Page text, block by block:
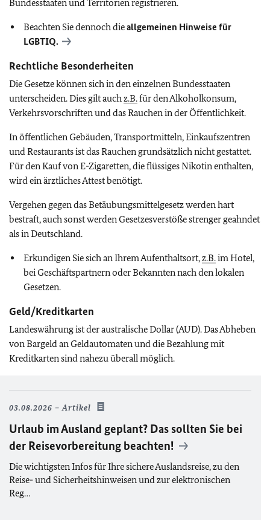
Bundesstaaten und Territorien registrieren.
Beachten Sie dennoch dieallgemeinen Hinweise für
LGBTIQ.
Rechtliche Besonderheiten
Die Gesetze können sich in den einzelnen Bundesstaaten
unterscheiden. Dies gilt auchz.B.für den Alkoholkonsum,
Verkehrsvorschriften und das Rauchen in der Öffentlichkeit.
In öffentlichen Gebäuden, Transportmitteln, Einkaufszentren
und Restaurants ist das Rauchen grundsätzlich nicht gestattet.
Für den Kauf von E-Zigaretten, die flüssiges Nikotin enthalten,
wird ein ärztliches Attest benötigt.
Vergehen gegen das Betäubungsmittelgesetz werden hart
bestraft, auch sonst werden Gesetzesverstöße strenger geahndet
als in Deutschland.
Erkundigen Sie sich an Ihrem Aufenthaltsort,z.B.im Hotel,
bei Geschäftspartnern oder Bekannten nach den lokalen
Gesetzen.
Geld/Kreditkarten
Landeswährung ist der australische Dollar (AUD). Das Abheben
von Bargeld an Geldautomaten und die Bezahlung mit
Kreditkarten sind nahezu überall möglich.
03.08.2026 Artikel
Urlaub im Ausland geplant? Das sollten Sie bei
der Reisevorbereitung beachten!
Die wichtigsten Infos für Ihre sichere Auslandsreise, zu den
Reise- und Sicherheitshinweisen und zur elektronischen
Reg…